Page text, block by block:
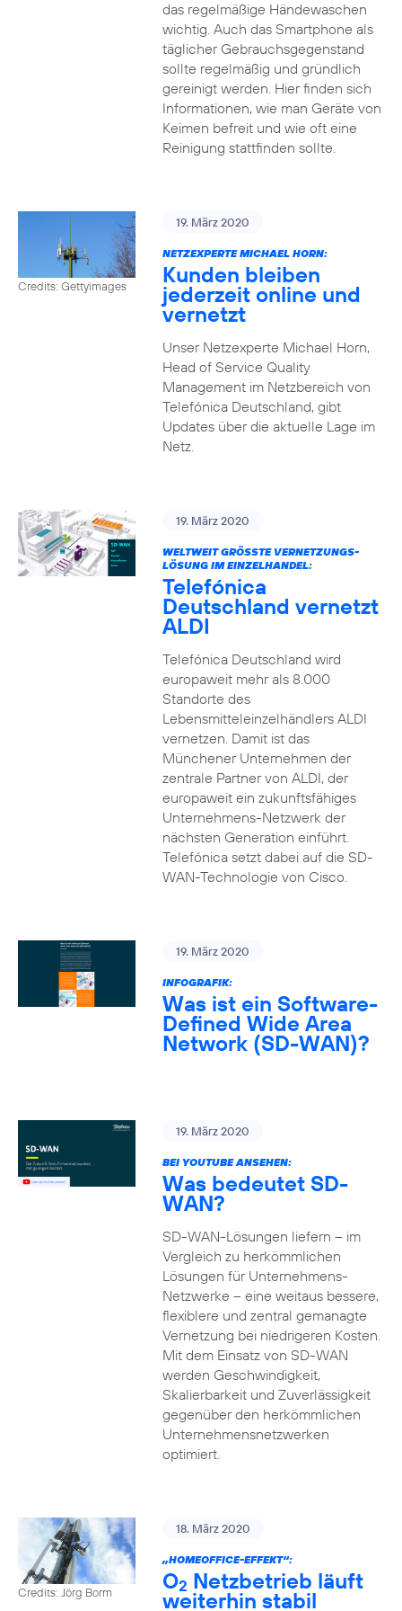
das regelmäßige Händewaschen
wichtig. Auch das Smartphone als
täglicher Gebrauchsgegenstand
sollte regelmäßig und gründlich
gereinigt werden. Hier finden sich
Informationen, wie man Geräte von
Keimen befreit und wie oft eine
Reinigung stattfinden sollte.
Credits: Gettyimages
19. März 2020
NETZEXPERTE MICHAEL HORN:
Kunden bleiben
jederzeit online und
vernetzt
Unser Netzexperte Michael Horn,
Head of Service Quality
Management im Netzbereich von
Telefónica Deutschland, gibt
Updates über die aktuelle Lage im
Netz.
19. März 2020
WELTWEIT GRÖSSTE VERNETZUNGS-L
ÖSUNG IM EINZELHANDEL:
Telefónica
Deutschland vernetzt
ALDI
Telefónica Deutschland wird
europaweit mehr als 8.000
Standorte des
Lebensmitteleinzelhändlers ALDI
vernetzen. Damit ist das
Münchener Unternehmen der
zentrale Partner von ALDI, der
europaweit ein zukunftsfähiges
Unternehmens-Netzwerk der
nächsten Generation einführt.
Telefónica setzt dabei auf die SD-
WAN-Technologie von Cisco.
19. März 2020
INFOGRAFIK:
Was ist ein Software-
Defined Wide Area
Network (SD-WAN)?
19. März 2020
BEI YOUTUBE ANSEHEN:
Was bedeutet SD-
WAN?
SD-WAN-Lösungen liefern – im
Vergleich zu herkömmlichen
Lösungen für Unternehmens-
Netzwerke – eine weitaus bessere,
flexiblere und zentral gemanagte
Vernetzung bei niedrigeren Kosten.
Mit dem Einsatz von SD-WAN
werden Geschwindigkeit,
Skalierbarkeit und Zuverlässigkeit
gegenüber den herkömmlichen
Unternehmensnetzwerken
optimiert.
Credits: Jörg Borm
18. März 2020
„HOMEOFFICE-EFFEKT“:
O2 Netzbetrieb läuft
weiterhin stabil